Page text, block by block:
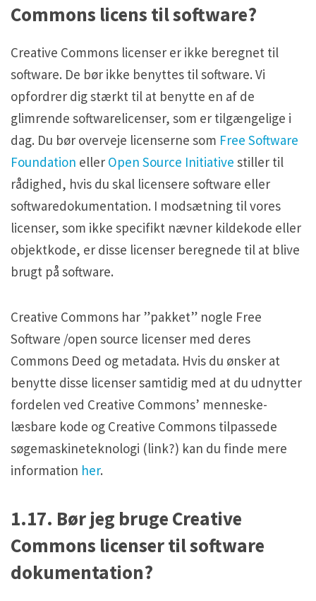
Commons licens til software?
Creative Commons licenser er ikke beregnet til
software. De bør ikke benyttes til software. Vi
opfordrer dig stærkt til at benytte en af de
glimrende softwarelicenser, som er tilgængelige i
dag. Du bør overveje licenserne som Free Software
Foundation eller Open Source Initiative stiller til
rådighed, hvis du skal licensere software eller
softwaredokumentation. I modsætning til vores
licenser, som ikke specifikt nævner kildekode eller
objektkode, er disse licenser beregnede til at blive
brugt på software.
Creative Commons har ”pakket” nogle Free
Software /open source licenser med deres
Commons Deed og metadata. Hvis du ønsker at
benytte disse licenser samtidig med at du udnytter
fordelen ved Creative Commons’ menneske-
læsbare kode og Creative Commons tilpassede
søgemaskineteknologi (link?) kan du finde mere
information her.
1.17. Bør jeg bruge Creative
Commons licenser til software
dokumentation?